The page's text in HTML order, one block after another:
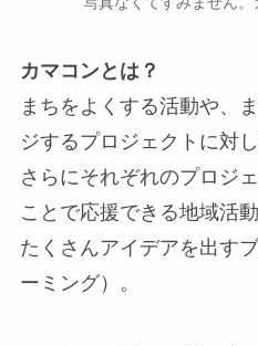
カマコンとは？
まちをよくする活動や、
ジするプロジェクトに対
さらにそれぞれのプロジ
ことで応援できる地域活
たくさんアイデアを出す
ーミング）。